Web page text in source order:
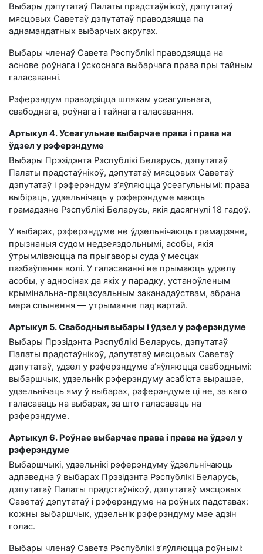
Выбары дэпутатаў Палаты прадстаўнікоў, дэпутатаў
мясцовых Саветаў дэпутатаў праводзяцца па
аднамандатных выбарчых акругах.
Выбары членаў Савета Рэспублікі праводзяцца на
аснове роўнага і ўскоснага выбарчага права пры тайным
галасаванні.
Рэферэндум праводзіцца шляхам усеагульнага,
свабоднага, роўнага і тайнага галасавання.
Артыкул 4. Усеагульнае выбарчае права і права на
ўдзел у рэферэндуме
Выбары Прэзідэнта Рэспублікі Беларусь, дэпутатаў
Палаты прадстаўнікоў, дэпутатаў мясцовых Саветаў
дэпутатаў і рэферэндум з’яўляюцца ўсеагульнымі: права
выбіраць, удзельнічаць у рэферэндуме маюць
грамадзяне Рэспублікі Беларусь, якія дасягнулі 18 гадоў.
У выбарах, рэферэндуме не ўдзельнічаюць грамадзяне,
прызнаныя судом недзеяздольнымі, асобы, якія
ўтрымліваюцца па прыгаворы суда ў месцах
пазбаўлення волі. У галасаванні не прымаюць удзелу
асобы, у адносінах да якіх у парадку, устаноўленым
крымінальна-працэсуальным заканадаўствам, абрана
мера спынення — утрыманне пад вартай.
Артыкул 5. Свабодныя выбары і ўдзел у рэферэндуме
Выбары Прэзідэнта Рэспублікі Беларусь, дэпутатаў
Палаты прадстаўнікоў, дэпутатаў мясцовых Саветаў
дэпутатаў, удзел у рэферэндуме з’яўляюцца свабоднымі:
выбаршчык, удзельнік рэферэндуму асабіста вырашае,
удзельнічаць яму ў выбарах, рэферэндуме ці не, за каго
галасаваць на выбарах, за што галасаваць на
рэферэндуме.
Артыкул 6. Роўнае выбарчае права і права на ўдзел у
рэферэндуме
Выбаршчыкі, удзельнікі рэферэндуму ўдзельнічаюць
адпаведна ў выбарах Прэзідэнта Рэспублікі Беларусь,
дэпутатаў Палаты прадстаўнікоў, дэпутатаў мясцовых
Саветаў дэпутатаў і рэферэндуме на роўных падставах:
кожны выбаршчык, удзельнік рэферэндуму мае адзін
голас.
Выбары членаў Савета Рэспублікі з’яўляюцца роўнымі: